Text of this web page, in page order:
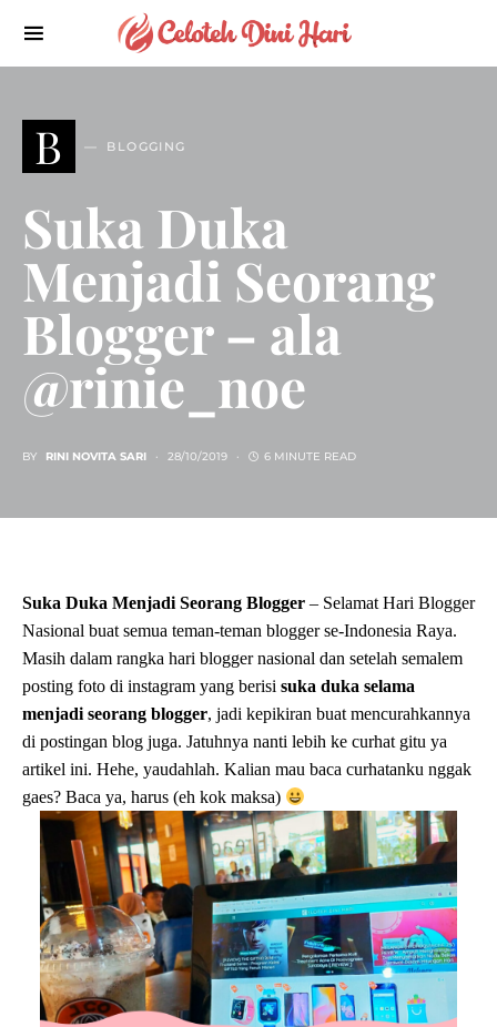
B BLOGGING
Suka Duka
Menjadi Seorang
Blogger – ala
@rinie_noe
BY RINI NOVITA SARI 28/10/2019 6 MINUTE READ
Suka Duka Menjadi Seorang Blogger – Selamat Hari Blogger
Nasional buat semua teman-teman blogger se-Indonesia Raya.
Masih dalam rangka hari blogger nasional dan setelah semalem
posting foto di instagram yang berisi suka duka selama
menjadi seorang blogger, jadi kepikiran buat mencurahkannya
di postingan blog juga. Jatuhnya nanti lebih ke curhat gitu ya
artikel ini. Hehe, yaudahlah. Kalian mau baca curhatanku nggak
gaes? Baca ya, harus (eh kok maksa)